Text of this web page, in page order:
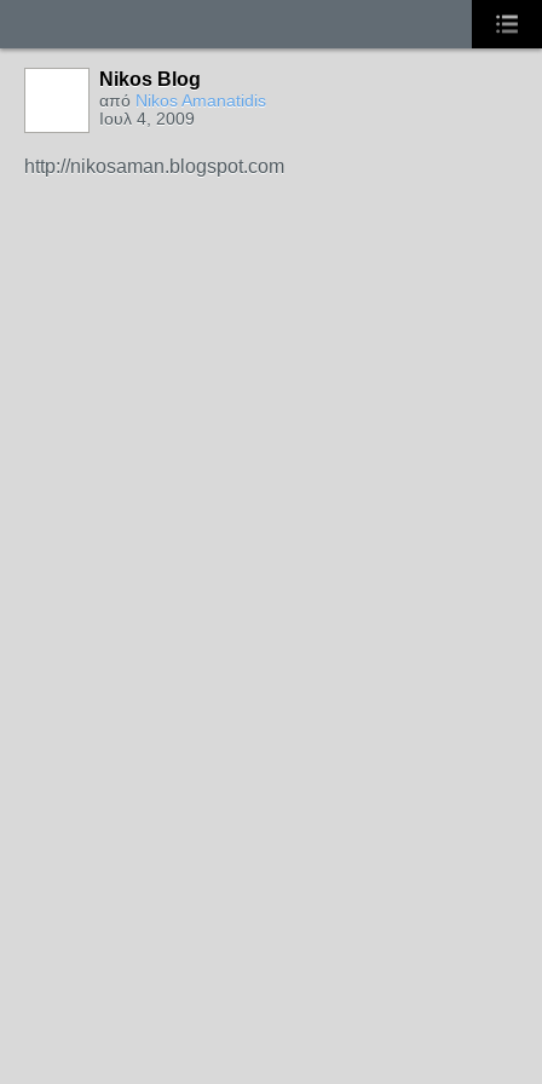
Nikos Blog
από Nikos Amanatidis
Ιουλ 4, 2009
http://nikosaman.blogspot.com